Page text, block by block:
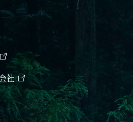
新しいタブで開く
社新しいタブで開く
く
開く
ブで開く
で開く